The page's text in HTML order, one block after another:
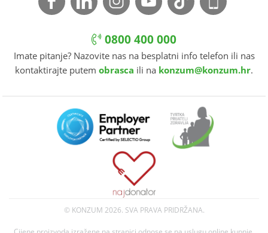
0800 400 000
Imate pitanje? Nazovite nas na besplatni info telefon ili nas
kontaktirajte putem obrasca ili na konzum@konzum.hr.
© KONZUM 2026. SVA PRAVA PRIDRŽANA.